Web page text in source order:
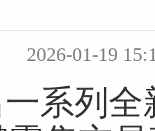
2026-01-19
一系列